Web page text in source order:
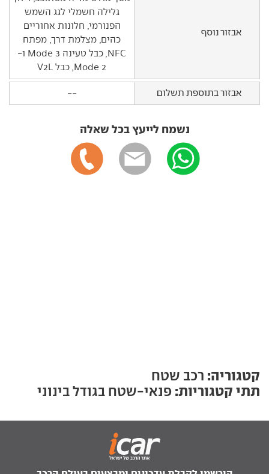
אבזור נוסף
גלילה חשמלי לגג השמש
הפנורמי, חלונות אחוריים
כהים, מצלמת דרך, מפתח
NFC, כבל טעינה Mode 3 ו-
Mode 2, כבל V2L
אבזור בתוספת תשלום --
נשמח לייעץ בכל שאלה
קטגוריה: רכב שטח
תתי קטגוריות: פנאי-שטח בגודל בינוני